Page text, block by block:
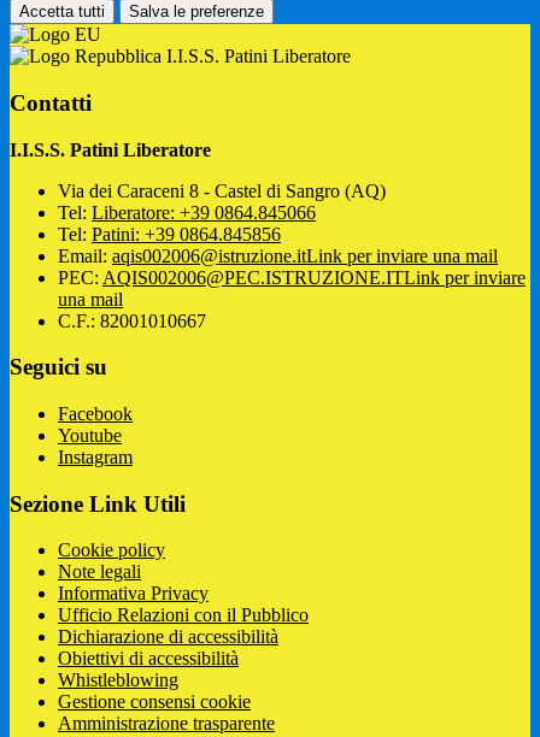
Accetta tutti Salva le preferenze
I.I.S.S. Patini Liberatore
Contatti
I.I.S.S. Patini Liberatore
Via dei Caraceni 8 - Castel di Sangro (AQ)
Tel: Liberatore: +39 0864.845066
Tel: Patini: +39 0864.845856
Email: aqis002006@istruzione.itLink per inviare una mail
PEC: AQIS002006@PEC.ISTRUZIONE.ITLink per inviare
una mail
C.F.: 82001010667
Seguici su
Facebook
Youtube
Instagram
Sezione Link Utili
Cookie policy
Note legali
Informativa Privacy
Ufficio Relazioni con il Pubblico
Dichiarazione di accessibilità
Obiettivi di accessibilità
Whistleblowing
Gestione consensi cookie
Amministrazione trasparente